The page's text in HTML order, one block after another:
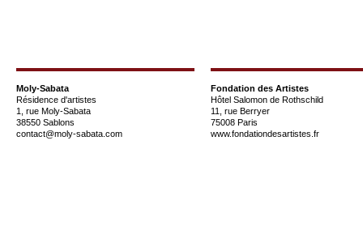
Moly-Sabata
Résidence d'artistes
1, rue Moly-Sabata
38550 Sablons
contact@moly-sabata.com
Fondation des Artistes
Hôtel Salomon de Rothschild
11, rue Berryer
75008 Paris
www.fondationdesartistes.fr